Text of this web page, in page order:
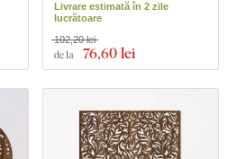
Livrare estimată în 2 zile
lucrătoare
de la 76,60 lei
102,20 lei